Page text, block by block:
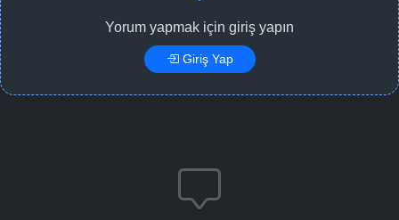
Yorum yapmak için giriş yapın
Giriş Yap